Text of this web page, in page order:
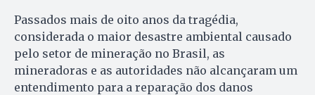
Passados mais de oito anos da tragédia,
considerada o maior desastre ambiental causado
pelo setor de mineração no Brasil, as
mineradoras e as autoridades não alcançaram um
entendimento para a reparação dos danos